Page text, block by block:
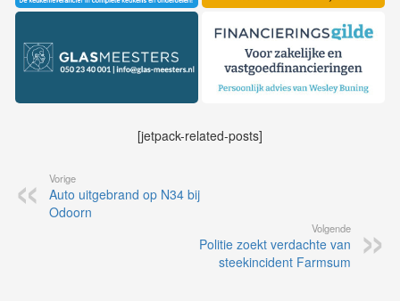
[jetpack-related-posts]
Vorige
Auto uitgebrand op N34 bij
Odoorn
Volgende
Politie zoekt verdachte van
steekincident Farmsum